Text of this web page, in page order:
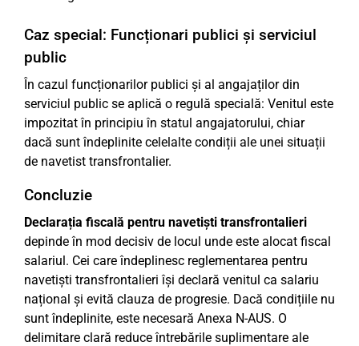
Caz special: Funcționari publici și serviciul
public
În cazul funcționarilor publici și al angajaților din
serviciul public se aplică o regulă specială: Venitul este
impozitat în principiu în statul angajatorului, chiar
dacă sunt îndeplinite celelalte condiții ale unei situații
de navetist transfrontalier.
Concluzie
Declarația fiscală pentru navetiști transfrontalieri
depinde în mod decisiv de locul unde este alocat fiscal
salariul. Cei care îndeplinesc reglementarea pentru
navetiști transfrontalieri își declară venitul ca salariu
național și evită clauza de progresie. Dacă condițiile nu
sunt îndeplinite, este necesară Anexa N-AUS. O
delimitare clară reduce întrebările suplimentare ale